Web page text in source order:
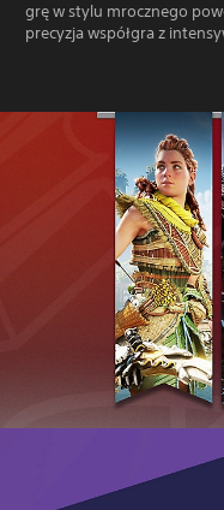
grę w stylu mrocznego
precyzja współgra z